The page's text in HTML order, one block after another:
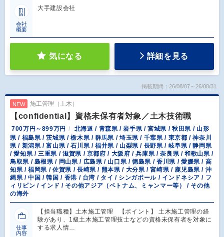
会社
概要
大手建設会社
気になる 詳細を見る
掲載期間：26/08/07～26/08/31
NEW 施工管理（土木）
【confidential】資格未保有者対象／土木技術職
700万円～899万円
北海道 / 青森県 / 岩手県 / 宮城県 / 秋田県 / 山形
県 / 福島県 / 茨城県 / 栃木県 / 群馬県 / 埼玉県 / 千葉県 / 東京都 / 神奈川
県 / 新潟県 / 富山県 / 石川県 / 福井県 / 山梨県 / 長野県 / 岐阜県 / 静岡県
/ 愛知県 / 三重県 / 滋賀県 / 京都府 / 大阪府 / 兵庫県 / 奈良県 / 和歌山県 /
鳥取県 / 島根県 / 岡山県 / 広島県 / 山口県 / 徳島県 / 香川県 / 愛媛県 / 高
知県 / 福岡県 / 佐賀県 / 長崎県 / 熊本県 / 大分県 / 宮崎県 / 鹿児島県 / 沖
縄県 / 中国 / 韓国 / 香港 / 台湾 / タイ / シンガポール / インドネシア / フ
ィリピン / インド / その他アジア（ベトナム、ミャンマー等） / その他
の海外
仕事
内容
【担当職種】土木施工管理 【ポイント】 土木施工管理の経
験があり、1級土木施工管理技士などの資格未保有者を対象に
する求人情…